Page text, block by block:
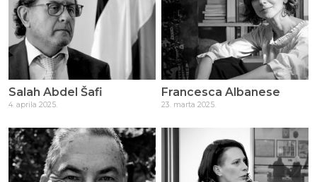
Salah Abdel Šafi
4. aprila 2025.
Francesca Albanese
23. marta 2025.